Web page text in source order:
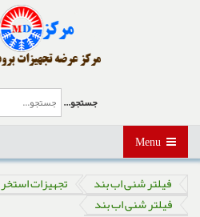
جستجو...
فیلتر شنی اب بند تجهیزات استخر
فیلتر شنی اب بند